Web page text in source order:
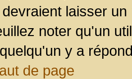
laisser
noter qu'un
y a
de page